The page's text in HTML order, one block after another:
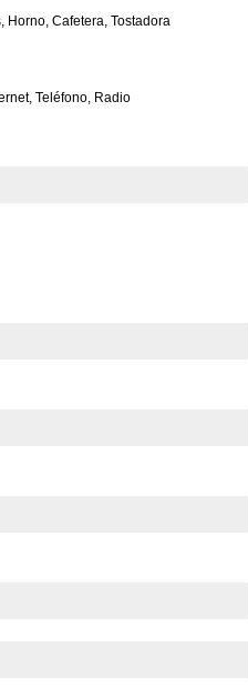
Cafetera, Tostadora
Teléfono, Radio